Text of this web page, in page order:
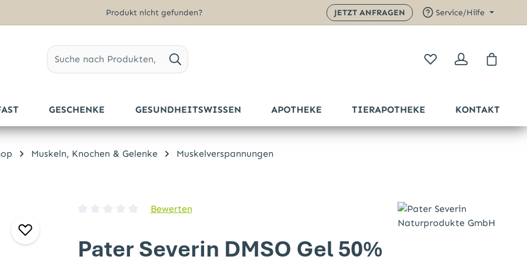
Produkt nicht gefunden? JETZT ANFRAGEN Service/Hilfe
GESCHENKE GESUNDHEITSWISSEN APOTHEKE TIERAPOTHEKE KONTAKT
Muskeln, Knochen & Gelenke Muskelverspannungen
Bewerten
Pater Severin DMSO Gel 50%